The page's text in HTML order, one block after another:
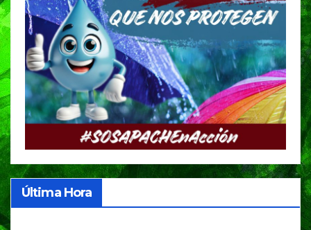
Última Hora